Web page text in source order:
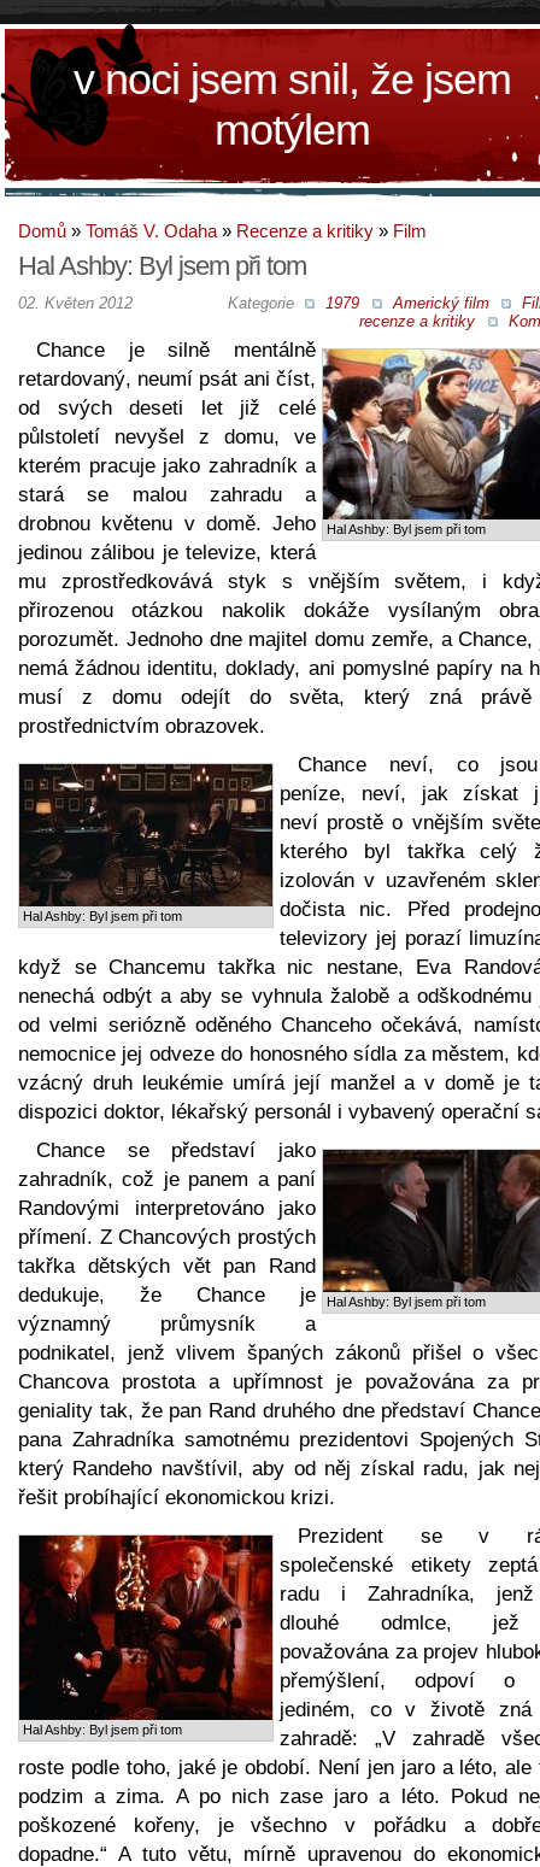
v noci jsem snil, že jsem
motýlem
Domů » Tomáš V. Odaha » Recenze a kritiky » Film
Hal Ashby: Byl jsem při tom
Kategorie 1979 Americký film
recenze a kritiky
02. Květen 2012
Hal Ashby: Byl jsem při tom
Chance je silně mentálně
retardovaný, neumí psát ani číst,
od svých deseti let již celé
půlstoletí nevyšel z domu, ve
kterém pracuje jako zahradník a
stará se malou zahradu a
drobnou květenu v domě. Jeho
jedinou zálibou je televize, která
mu zprostředkovává styk s vnějším světem, i
přirozenou otázkou nakolik dokáže vysílaným
porozumět. Jednoho dne majitel domu zemře, a Chance,
nemá žádnou identitu, doklady, ani pomyslné papíry na
musí z domu odejít do světa, který zná právě
prostřednictvím obrazovek.
Hal Ashby: Byl jsem při tom
Chance neví, co
peníze, neví, jak získat
neví prostě o vnějším
kterého byl takřka celý
izolován v uzavřeném
dočista nic. Před
televizory jej porazí
když se Chancemu takřka nic nestane, Eva
nenechá odbýt a aby se vyhnula žalobě a odškodnému
od velmi seriózně oděného Chanceho očekává,
nemocnice jej odveze do honosného sídla za městem,
vzácný druh leukémie umírá její manžel a v domě je
dispozici doktor, lékařský personál i vybavený operační
Hal Ashby: Byl jsem při tom
Chance se představí jako
zahradník, což je panem a paní
Randovými interpretováno jako
přímení. Z Chancových prostých
takřka dětských vět pan Rand
dedukuje, že Chance je
významný průmysník a
podnikatel, jenž vlivem španých zákonů přišel o
Chancova prostota a upřímnost je považována za
geniality tak, že pan Rand druhého dne představí
pana Zahradníka samotnému prezidentovi Spojených
který Randeho navštívil, aby od něj získal radu, jak
řešit probíhající ekonomickou krizi.
Hal Ashby: Byl jsem při tom
Prezident se v
společenské etikety
radu i Zahradníka,
dlouhé odmlce,
považována za projev
přemýšlení, odpoví o
jediném, co v životě
zahradě: „V zahradě
roste podle toho, jaké je období. Není jen jaro a léto, ale
podzim a zima. A po nich zase jaro a léto. Pokud
poškozené kořeny, je všechno v pořádku a
dopadne.“ A tuto větu, mírně upravenou do